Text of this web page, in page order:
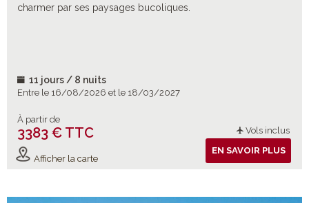
charmer par ses paysages bucoliques.
11 jours / 8 nuits
Entre le 16/08/2026 et le 18/03/2027
À partir de
3383 € TTC Vols inclus
Afficher la carte
EN SAVOIR PLUS